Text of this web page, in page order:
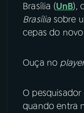
08FESTIVAL DE
Instagram
Brasília (UnB),
Brasíliasobre
cepas do
Ouça no
O
quando entra